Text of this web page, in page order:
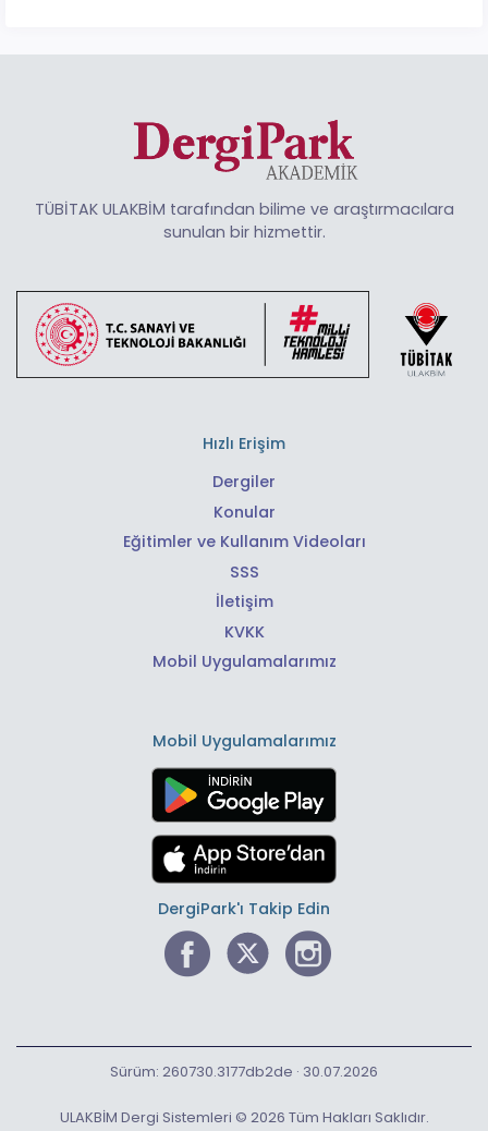
TÜBİTAK ULAKBİM tarafından bilime ve araştırmacılara
sunulan bir hizmettir.
Hızlı Erişim
Dergiler
Konular
Eğitimler ve Kullanım Videoları
SSS
İletişim
KVKK
Mobil Uygulamalarımız
Mobil Uygulamalarımız
DergiPark'ı Takip Edin
ULAKBİM Dergi Sistemleri © 2026 Tüm Hakları Saklıdır.
Sürüm: 260730.3177db2de · 30.07.2026